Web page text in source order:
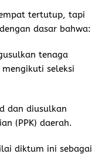
tertutup, tapi
dasar bahwa:
tenaga
seleksi
dan diusulkan
(PPK) daerah.
diktum ini sebagai